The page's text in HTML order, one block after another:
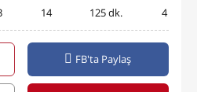
14 125 dk. 4
FB'ta Paylaş